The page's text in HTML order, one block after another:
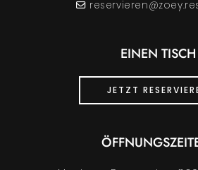
EINEN TISCH
JETZT